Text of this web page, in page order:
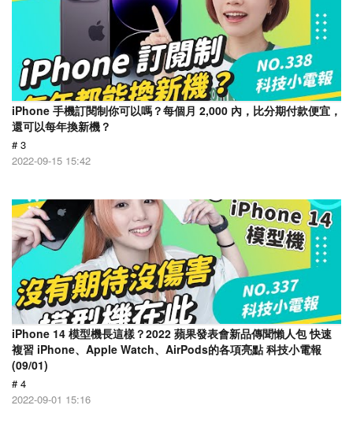
iPhone 手機訂閱制你可以嗎？每個月 2,000 內，比分期付款便宜，
還可以每年換新機？
# 3
2022-09-15 15:42
iPhone 14 模型機長這樣？2022 蘋果發表會新品傳聞懶人包 快速
複習 iPhone、Apple Watch、AirPods的各項亮點 科技小電報
(09/01)
# 4
2022-09-01 15:16